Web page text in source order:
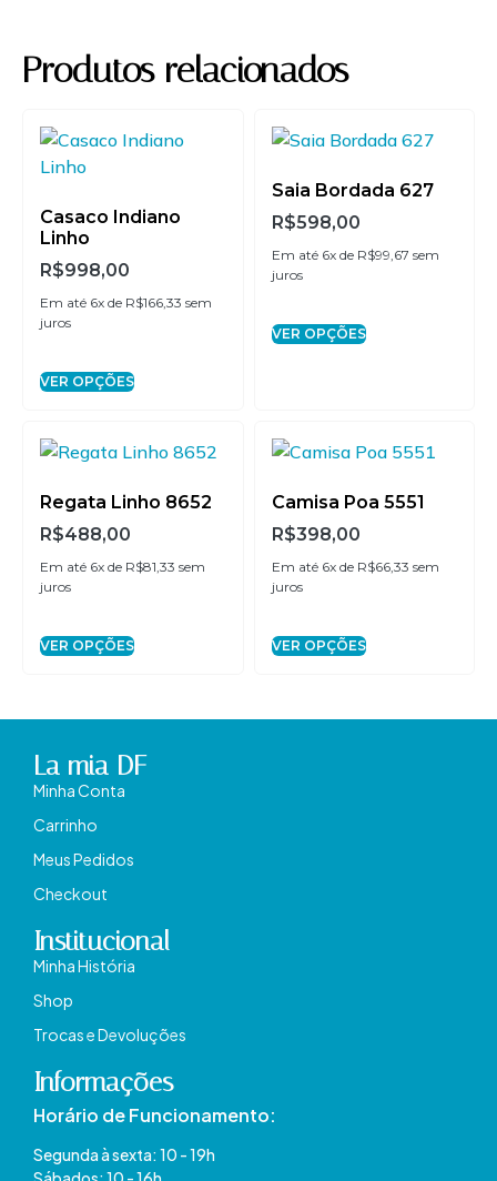
Produtos relacionados
Casaco Indiano
Linho
R$998,00
Em até 6x de R$166,33 sem
juros
VER OPÇÕES
Saia Bordada 627
R$598,00
Em até 6x de R$99,67 sem
juros
VER OPÇÕES
Regata Linho 8652
R$488,00
Em até 6x de R$81,33 sem
juros
VER OPÇÕES
Camisa Poa 5551
R$398,00
Em até 6x de R$66,33 sem
juros
VER OPÇÕES
La mia DF
Minha Conta
Carrinho
Meus Pedidos
Checkout
Institucional
Minha História
Shop
Trocas e Devoluções
Informações
Horário de Funcionamento:
Segunda à sexta: 10 - 19h